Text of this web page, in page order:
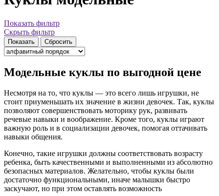
Показать фильтр
Скрыть фильтр
Модельные куклы по выгодной цене
Несмотря на то, что куклы — это всего лишь игрушки, не
стоит приуменьшать их значение в жизни девочек. Так, куклы
позволяют совершенствовать моторику рук, развивать
речевые навыки и воображение. Кроме того, куклы играют
важную роль и в социализации девочек, помогая оттачивать
навыки общения.
Конечно, такие игрушки должны соответствовать возрасту
ребенка, быть качественными и выполненными из абсолютно
безопасных материалов. Желательно, чтобы куклы были
достаточно функциональными, иначе малышки быстро
заскучают, но при этом оставлять возможность